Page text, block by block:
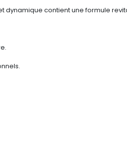
dynamique contient une formule